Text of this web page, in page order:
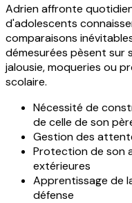
Adrien affronte
d'adolescents
comparaisons
démesurées pèsent sur
jalousie, moqueries ou
scolaire.
Nécessité de
de celle de son
Gestion des
Protection de son
extérieures
Apprentissage de
défense